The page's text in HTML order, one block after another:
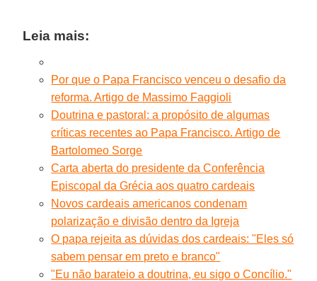
Leia mais:
Por que o Papa Francisco venceu o desafio da
reforma. Artigo de Massimo Faggioli
Doutrina e pastoral: a propósito de algumas
críticas recentes ao Papa Francisco. Artigo de
Bartolomeo Sorge
Carta aberta do presidente da Conferência
Episcopal da Grécia aos quatro cardeais
Novos cardeais americanos condenam
polarização e divisão dentro da Igreja
O papa rejeita as dúvidas dos cardeais: "Eles só
sabem pensar em preto e branco"
"Eu não barateio a doutrina, eu sigo o Concílio."